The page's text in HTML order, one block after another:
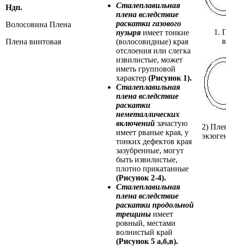
Ндп.
Волосовина Плена
Плена винтовая
Сталеплавильная
плена вследствие
раскатки газового
пузыря имеет тонкие
(волосовидные) края
отслоения или слегка
извилистые, может
иметь групповой
характер (Рисунок 1).
Сталеплавильная
плена вследствие
раскатки
неметаллических
включений зачастую
имеет рваные края, у
тонких дефектов края
зазубренные, могут
быть извилистые,
плотно прикатанные
(Рисунок 2-4).
Сталеплавильная
плена вследствие
раскатки продольной
трещины имеет
ровный, местами
волнистый край
(Рисунок 5 а,б,в).
2)